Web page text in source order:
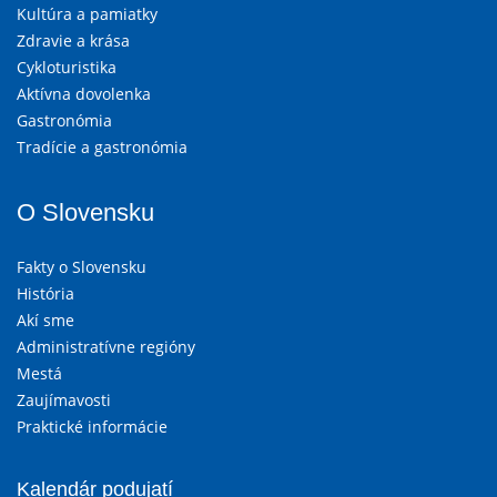
Kultúra a pamiatky
Zdravie a krása
Cykloturistika
Aktívna dovolenka
Gastronómia
Tradície a gastronómia
O Slovensku
Fakty o Slovensku
História
Akí sme
Administratívne regióny
Mestá
Zaujímavosti
Praktické informácie
Kalendár podujatí